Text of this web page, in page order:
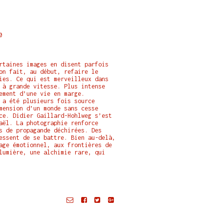
images en disent parfois
fait, au début, refaire le
Ce qui est merveilleux dans
grande vitesse. Plus intense
d’une vie en marge.
a été plusieurs fois source
d’un monde sans cesse
Didier Gaillard-Hohlweg s’est
La photographie renforce
propagande déchirées. Des
de se battre. Bien au-delà,
émotionnel, aux frontières de
une alchimie rare, qui